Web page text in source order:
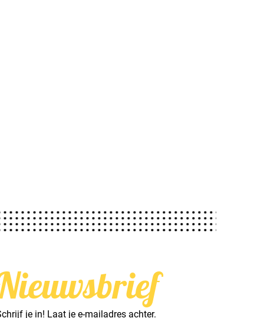
je in! Laat je e-mailadres achter.